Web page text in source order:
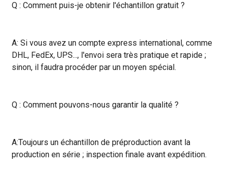
Q : Comment puis-je obtenir l'échantillon gratuit ?
A: Si vous avez un compte express international, comme
DHL, FedEx, UPS..., l'envoi sera très pratique et rapide ;
sinon, il faudra procéder par un moyen spécial.
Q : Comment pouvons-nous garantir la qualité ?
A:Toujours un échantillon de préproduction avant la
production en série ; inspection finale avant expédition.